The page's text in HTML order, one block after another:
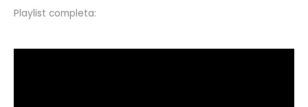
Playlist completa: